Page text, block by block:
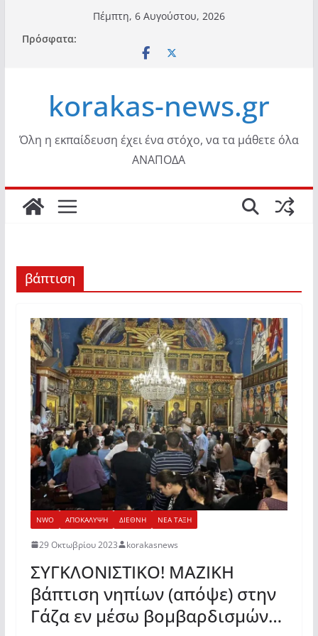
περιεχόμενο
Πέμπτη, 6 Αυγούστου, 2026
Πρόσφατα:
korakas-news.gr
Όλη η εκπαίδευση έχει ένα στόχο, να τα μάθετε όλα
ΑΝΑΠΟΔΑ
βάπτιση
NWO ΑΠΟΚΑΛΥΨΗ ΔΙΕΘΝΗ ΝΕΑ ΤΑΞΗ
29 Οκτωβρίου 2023 korakasnews
ΣΥΓΚΛΟΝΙΣΤΙΚΟ! ΜΑΖΙΚΗ
βάπτιση νηπίων (απόψε) στην
Γάζα εν μέσω βομβαρδισμών…